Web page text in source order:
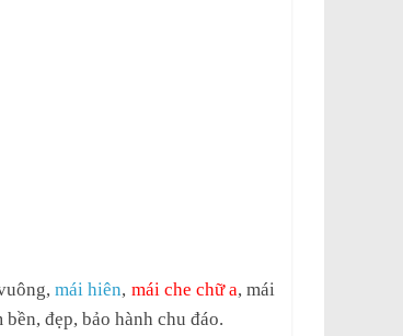
mái hiên, mái che chữ a, mái
đẹp, bảo hành chu đáo.